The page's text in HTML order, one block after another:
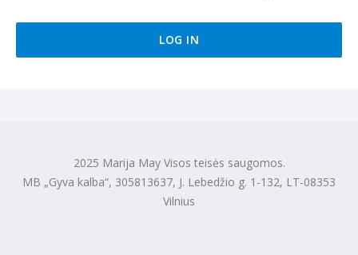
2025 Marija May Visos teisės saugomos.
MB „Gyva kalba“, 305813637, J. Lebedžio g. 1-132, LT-08353
Vilnius